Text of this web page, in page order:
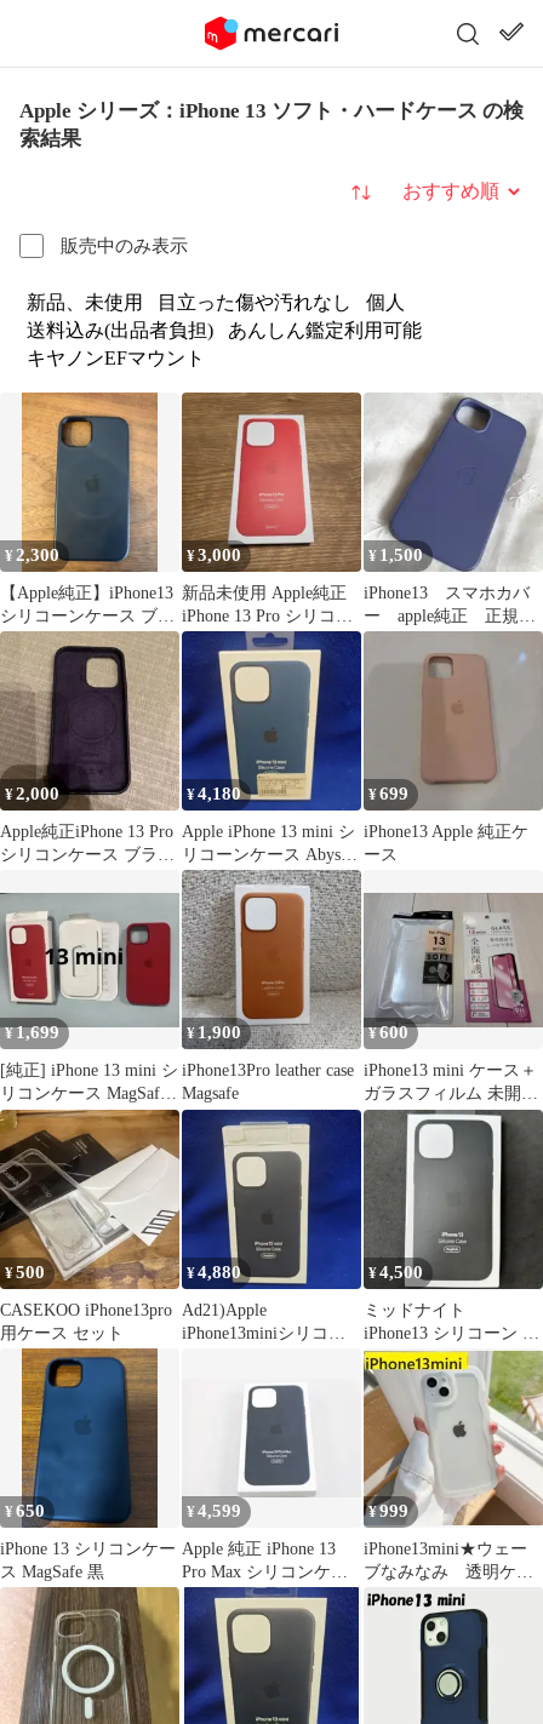
Apple シリーズ：iPhone 13 ソフト・ハードケース の検
索結果
販売中のみ表示
並び替え
新品、未使用 目立った傷や汚れなし
個人
送料込み(出品者負担)
あんしん鑑定利用可能
キヤノンEFマウント
¥ 2,300
【Apple純正】iPhone13
シリコーンケース ブラ
ック
¥3,000
新品未使用 Apple純正
iPhone 13 Pro シリコー
ンケース
¥ 1,500
iPhone13 スマホカバ
ー apple純正 正規
品 ブルー バイオレ
¥2,000
Apple純正iPhone 13 Pro
シリコンケース ブラッ
¥4,180
Apple iPhone 13 mini シ
リコーンケース Abyss
Blue
¥699
iPhone13 Apple 純正ケ
ース
¥1,699
[純正] iPhone 13 mini シ
リコンケース MagSafe
RED
¥ 1,900
iPhone13Pro leather case
Magsafe
¥600
iPhone13 mini ケース＋
ガラスフィルム 未開封
新品セット
¥500
CASEKOO iPhone13pro
用ケース セット
¥4,880
Ad21)Apple
iPhone13miniシリコー
¥4,500
ミッドナイト
iPhone13 シリコーン ア
ップル Apple 新品
¥650
iPhone 13 シリコンケー
ス MagSafe 黒
¥4,599
Apple 純正 iPhone 13
Pro Max シリコンケー
¥999
iPhone13mini★ウェー
ブなみなみ 透明ケー
ス 可愛いiPhoneケー